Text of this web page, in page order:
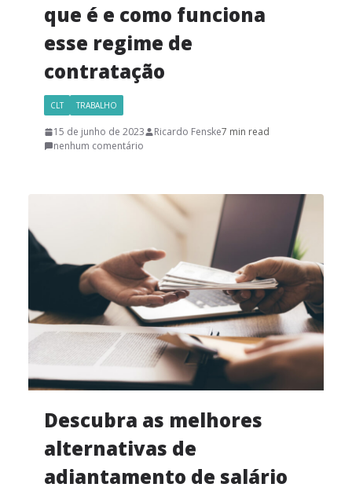
que é e como funciona
esse regime de
contratação
CLT TRABALHO
15 de junho de 2023 Ricardo Fenske7 min read
nenhum comentário
Descubra as melhores
alternativas de
adiantamento de salário